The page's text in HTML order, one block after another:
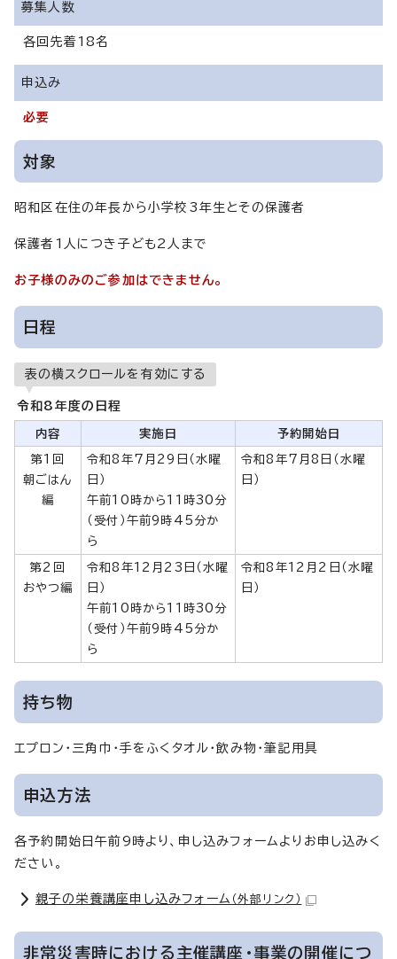
募集人数
各回先着18名
申込み
必要
対象
昭和区在住の年長から小学校3年生とその保護者
保護者1人につき子ども2人まで
お子様のみのご参加はできません。
日程
表の横スクロールを有効にする
令和8年度の日程
内容 実施日 予約開始日
第1回
朝ごはん
編
令和8年7月29日（水曜
日）
午前10時から11時30分
（受付）午前9時45分か
ら
令和8年7月8日（水曜
日）
第2回
おやつ編
令和8年12月23日（水曜
日）
午前10時から11時30分
（受付）午前9時45分か
ら
令和8年12月2日（水曜
日）
持ち物
エプロン・三角巾・手をふくタオル・飲み物・筆記用具
申込方法
各予約開始日午前9時より、申し込みフォームよりお申し込みく
ださい。
親子の栄養講座申し込みフォーム （外部リンク）
非常災害時における主催講座・事業の開催につ